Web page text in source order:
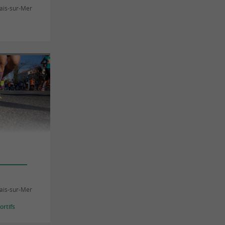
sur-Mer
sur-Mer